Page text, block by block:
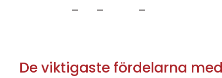
-
De viktigaste fördelarna